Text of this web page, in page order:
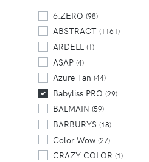
6.ZERO (98)
ABSTRACT (1161)
ARDELL (1)
ASAP (4)
Azure Tan (44)
Babyliss PRO (29)
BALMAIN (59)
BARBURYS (18)
Color Wow (27)
CRAZY COLOR (1)